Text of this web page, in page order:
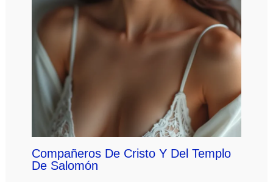
Compañeros De Cristo Y Del Templo
De Salomón